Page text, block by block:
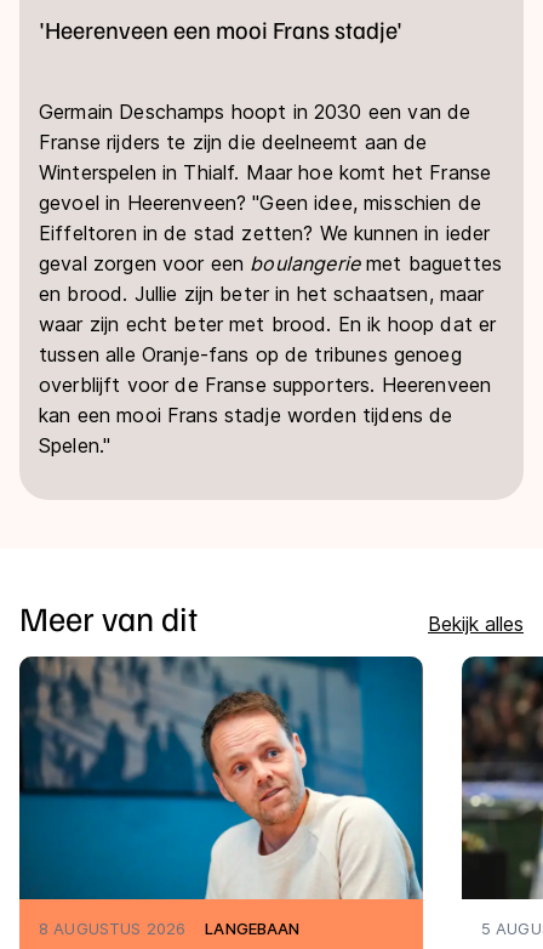
'Heerenveen een mooi Frans stadje'
Germain Deschamps hoopt in 2030 een van de
Franse rijders te zijn die deelneemt aan de
Winterspelen in Thialf. Maar hoe komt het Franse
gevoel in Heerenveen? "Geen idee, misschien de
Eiffeltoren in de stad zetten? We kunnen in ieder
geval zorgen voor een boulangeriemet baguettes
en brood. Jullie zijn beter in het schaatsen, maar
waar zijn echt beter met brood. En ik hoop dat er
tussen alle Oranje-fans op de tribunes genoeg
overblijft voor de Franse supporters. Heerenveen
kan een mooi Frans stadje worden tijdens de
Spelen."
Meer van dit Bekijk alles
8 AUGUSTUS 2026 LANGEBAAN 5